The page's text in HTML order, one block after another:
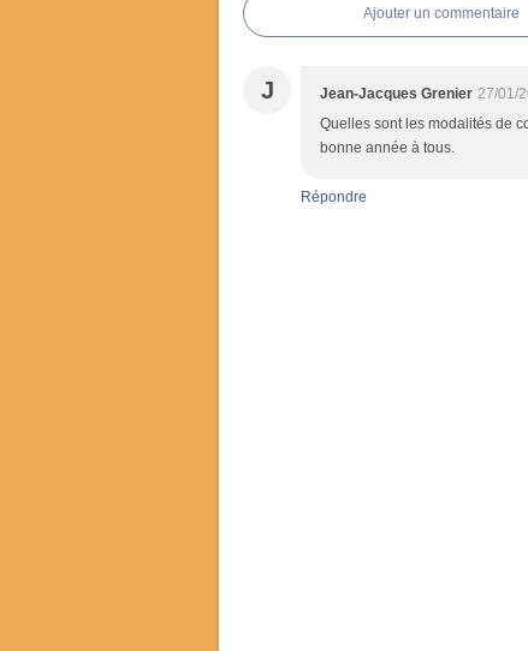
Ajouter un commentaire
J Jean-Jacques Grenier 27/01/
Quelles sont les modalités de
bonne année à tous.
Répondre